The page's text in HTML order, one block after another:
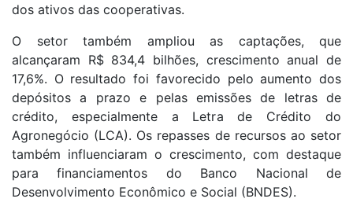
dos ativos das cooperativas.
O setor também ampliou as captações, que
alcançaram R$ 834,4 bilhões, crescimento anual de
17,6%. O resultado foi favorecido pelo aumento dos
depósitos a prazo e pelas emissões de letras de
crédito, especialmente a Letra de Crédito do
Agronegócio (LCA). Os repasses de recursos ao setor
também influenciaram o crescimento, com destaque
para financiamentos do Banco Nacional de
Desenvolvimento Econômico e Social (BNDES).